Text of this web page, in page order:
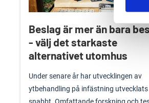
Beslag är mer än bara
- välj det starkaste
alternativet utomhus
Under senare år har utvecklingen av
ytbehandling på infästning utvecklats